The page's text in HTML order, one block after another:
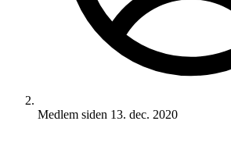
Medlem siden 13. dec. 2020